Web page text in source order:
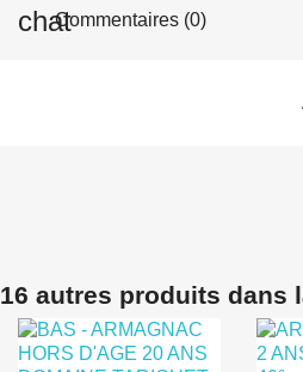
Commentaires (0)
16 autres produits dans